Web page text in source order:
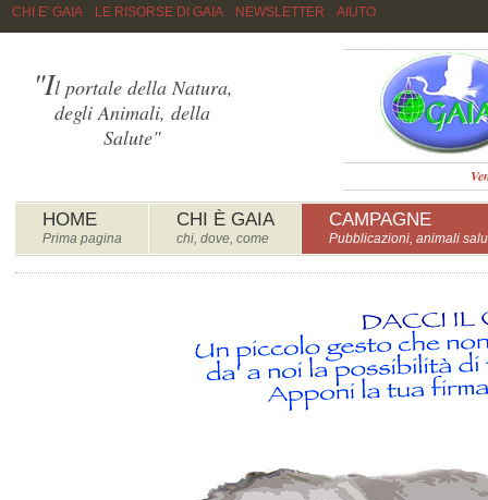
CHI E' GAIA:: LE RISORSE DI GAIA:: NEWSLETTER AIUTO
HOME
Prima pagina
CHI È GAIA
chi, dove, come
CAMPAGNE
Pubblicazioni, animali
"Il portale della Natura,
degli Animali, della
Salute"